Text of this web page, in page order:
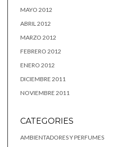
MAYO 2012
ABRIL 2012
MARZO 2012
FEBRERO 2012
ENERO 2012
DICIEMBRE 2011
NOVIEMBRE 2011
CATEGORIES
AMBIENTADORES Y PERFUMES